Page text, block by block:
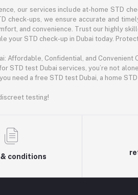
our services include at-home STD
check-ups, we ensure accurate and
and convenience. Trust our highly
your STD check-up in Dubai today.
Affordable, Confidential, and Convenient
for STD test Dubai services, you’re not
need a free STD test Dubai, a home
testing!
& conditions